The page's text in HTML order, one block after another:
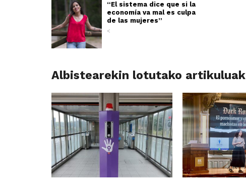
“El sistema dice que si la
economía va mal es culpa
de las mujeres”
<
Albistearekin lotutako artikuluak